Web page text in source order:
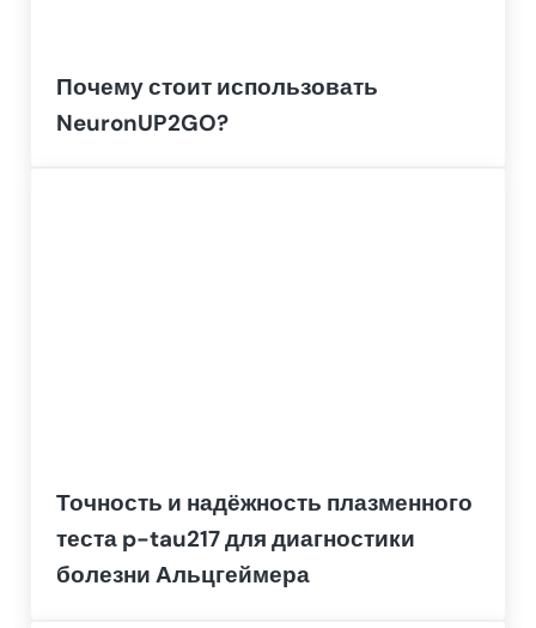
Почему стоит использовать
NeuronUP2GO?
Точность и надёжность плазменного
теста p-tau217 для диагностики
болезни Альцгеймера